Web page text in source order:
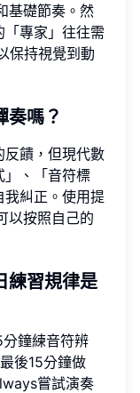
基礎節奏。然
專家」往往需
保持視覺到動
奏嗎？
反饋，但現代數
」、「音符標
糾正。使用提
以按照自己的
練習規律是
鐘練音符辨
後15分鐘做
嘗試演奏